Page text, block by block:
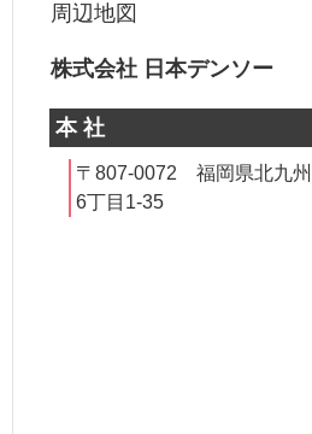
周辺地図
株式会社 日本デンソー
本 社
〒807-0072 福岡県北九
6丁目1-35